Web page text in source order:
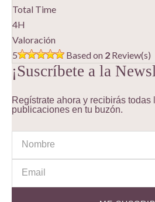
Total Time
4H
Valoración
5
Based on 2 Review(s)
¡Suscríbete a la
Regístrate ahora y recibirás todas
publicaciones en tu buzón.